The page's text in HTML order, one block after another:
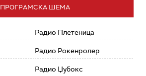
ПРОГРАМСКА ШЕМА
Радио Плетеница
Радио Рокенролер
Радио Џубокс